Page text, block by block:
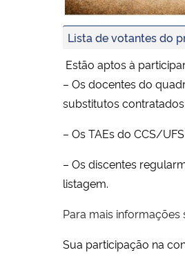
Lista de votantes do
Estão aptos à
– Os docentes do
substitutos
– Os TAEs do CCS/
– Os discentes
listagem.
Para mais informações
Sua participação na